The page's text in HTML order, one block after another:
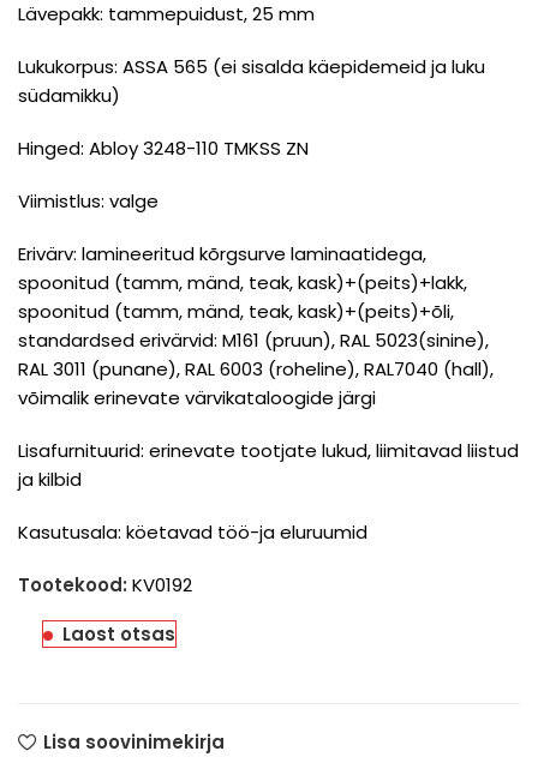
Lävepakk: tammepuidust, 25 mm
Lukukorpus: ASSA 565 (ei sisalda käepidemeid ja luku
südamikku)
Hinged: Abloy 3248-110 TMKSS ZN
Viimistlus: valge
Erivärv: lamineeritud kõrgsurve laminaatidega,
spoonitud (tamm, mänd, teak, kask)+(peits)+lakk,
spoonitud (tamm, mänd, teak, kask)+(peits)+õli,
standardsed erivärvid: M161 (pruun), RAL 5023(sinine),
RAL 3011 (punane), RAL 6003 (roheline), RAL7040 (hall),
võimalik erinevate värvikataloogide järgi
Lisafurnituurid: erinevate tootjate lukud, liimitavad liistud
ja kilbid
Kasutusala: köetavad töö-ja eluruumid
Tootekood: KV0192
Laost otsas
Lisa soovinimekirja